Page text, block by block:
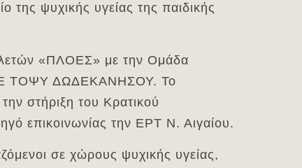
της ψυχικής υγείας της παιδικής
«ΠΛΟΕΣ» με την Ομάδα
ΤΟΨΥ ΔΩΔΕΚΑΝΗΣΟΥ. Το
στήριξη του Κρατικού
επικοινωνίας την ΕΡΤ Ν. Αιγαίου.
σε χώρους ψυχικής υγείας,